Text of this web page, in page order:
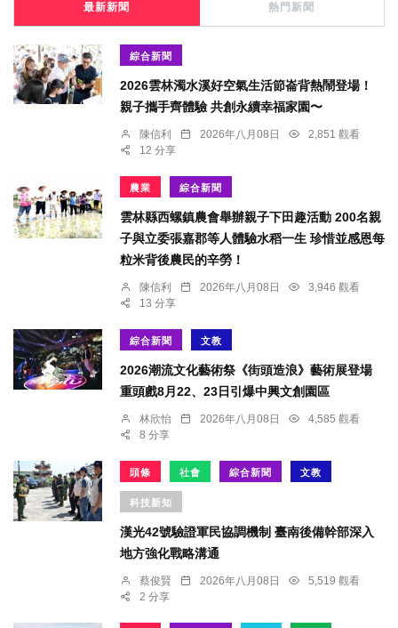
最新新聞 熱門新聞
綜合新聞
2026雲林濁水溪好空氣生活節崙背熱鬧登場！
親子攜手齊體驗 共創永續幸福家園〜
陳信利 2026年八月08日
2,851 觀看
12 分享
農業 綜合新聞
雲林縣西螺鎮農會舉辦親子下田趣活動 200名親
子與立委張嘉郡等人體驗水稻一生 珍惜並感恩每
粒米背後農民的辛勞！
陳信利 2026年八月08日
3,946 觀看
13 分享
綜合新聞 文教
2026潮流文化藝術祭《街頭造浪》藝術展登場
重頭戲8月22、23日引爆中興文創園區
林欣怡 2026年八月08日
4,585 觀看
8 分享
頭條 社會 綜合新聞 文教
科技新知
漢光42號驗證軍民協調機制 臺南後備幹部深入
地方強化戰略溝通
蔡俊賢 2026年八月08日
5,519 觀看
2 分享